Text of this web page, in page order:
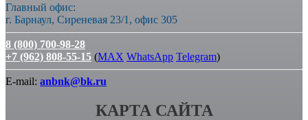
Главный офис:
г. Барнаул, Сиреневая 23/1, офис 305
8 (800) 700-98-28
+7 (962) 808-55-15 (MAX WhatsApp Telegram)
E-mail: anbnk@bk.ru
КАРТА САЙТА